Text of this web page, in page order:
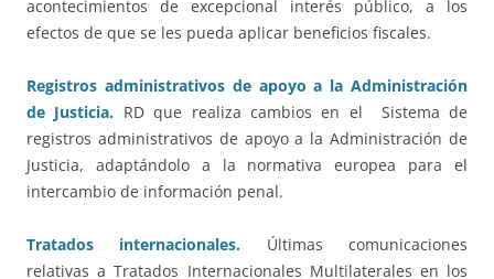
acontecimientos de excepcional interés público, a los
efectos de que se les pueda aplicar beneficios fiscales.
Registros administrativos de apoyo a la Administración
de Justicia. RD que realiza cambios en el Sistema de
registros administrativos de apoyo a la Administración de
Justicia, adaptándolo a la normativa europea para el
intercambio de información penal.
Tratados internacionales. Últimas comunicaciones
relativas a Tratados Internacionales Multilaterales en los